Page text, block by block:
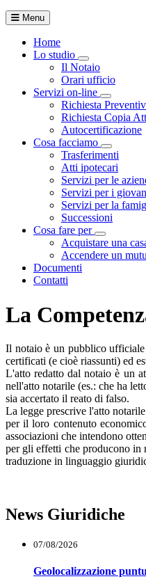
Menu
Home
Lo studio
Visualizza
Il Notaio
Orari ufficio
Servizi on-line
Richiesta
Richiesta Copia
Autocertificazione
Cosa facciamo
Trasferimenti
Atti ipotecari
Servizi per le
Servizi per i
Servizi per la
Successioni
Cosa fare per
Visualizza
Acquistare una
Accendere un
Documenti
Contatti
La
Il notaio è un pubblico
certificati (e cioè riassunti) ed
L'atto redatto dal notaio è un
nell'atto notarile (es.: che ha
sia accertato il reato di falso.
La legge prescrive l'atto
per il loro contenuto
associazioni che intendono
per gli effetti che producono in
traduzione in linguaggio
News Giuridiche
07/08/2026
Geolocalizzazione